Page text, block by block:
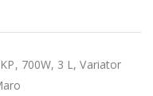
700W, 3 L, Variator
Mixer vertical